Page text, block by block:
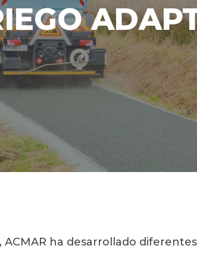
ha desarrollado